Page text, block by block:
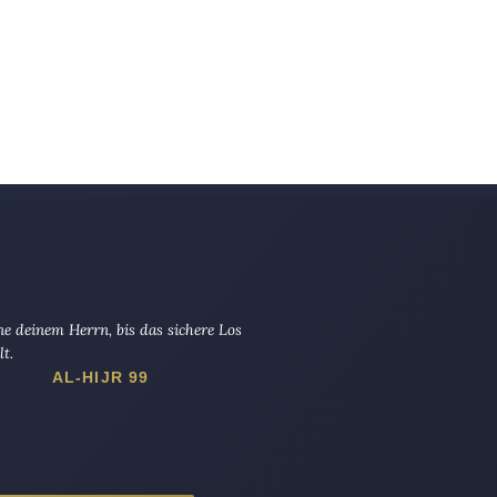
deinem Herrn, bis das sichere Los
AL-HIJR 99